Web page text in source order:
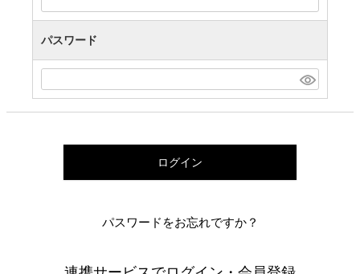
パスワード
ログイン
パスワードをお忘れですか？